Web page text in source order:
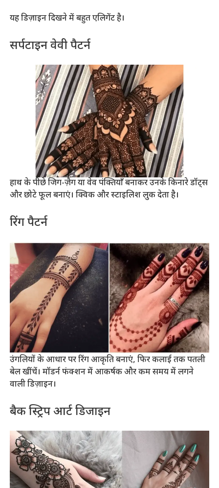
यह डिज़ाइन दिखने में बहुत एलिगेंट है।
सर्पटाइन वेवी पैटर्न
हाथ के पीछे जिग-ज़ैग या वेव पंक्तियाँ बनाकर उनके किनारे डॉट्स
और छोटे फूल बनाएं। क्विक और स्टाइलिश लुक देता है।
रिंग पैटर्न
उंगलियों के आधार पर रिंग आकृति बनाएं, फिर कलाई तक पतली
बेल खींचें। मॉडर्न फंक्शन में आकर्षक और कम समय में लगने
वाली डिज़ाइन।
बैक स्ट्रिप आर्ट डिजाइन